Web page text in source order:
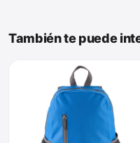
También te puede